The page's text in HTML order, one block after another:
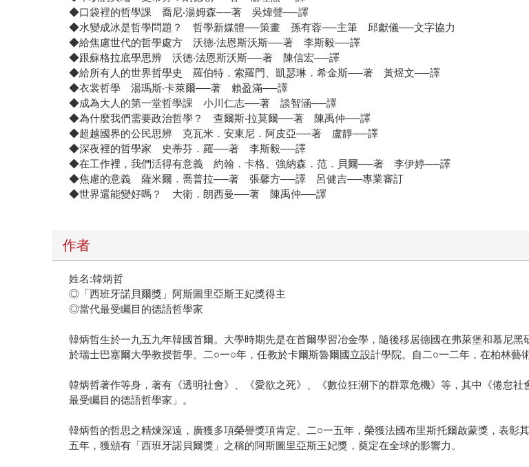
◆口袋裡的哲學課 喬尼‧湯姆森──著 吳煒聲──譯
◆水變成冰是哲學問題？ 哲學新媒體──策畫 孫有蓉──主筆 邱獻儀──文字協力
◆給焦慮世代的哲學處方 沃德‧法恩斯沃斯──著 李斯毅──譯
◆跟蘇格拉底學思辨 沃德‧法恩斯沃斯──著 陳信宏──譯
◆給所有人的世界哲學史 羅伯特．索羅門、凱瑟琳．希金斯──著 黃煜文──譯
◆衣裳哲學 湯瑪斯‧卡萊爾──著 賴盈滿──譯
◆成為大人的第一堂哲學課 小川仁志──著 談智涵──譯
◆為什麼我們需要政治哲學？ 查爾斯‧拉莫爾──著 陳禹仲──譯
◆超越國界的公民思辨 克瓦米．安東尼．阿皮亞──著 盧靜──譯
◆深夜裡的哲學家 史蒂芬．羅──著 李斯毅──譯
◆在工作裡，我們活得有意義 約翰．卡格、強納森．范．貝爾──著 李伊婷──譯
◆焦慮的意義 薩米爾．喬普拉──著 張馨方──譯 呂健吉──專業審訂
◆世界還能變好嗎？ 大衛．朗西曼──著 陳禹仲──譯
作者
姓名:韓炳哲
◎「西班牙諾貝爾獎」阿斯圖里亞斯王妃獎得主
◎當代最受矚目的德語哲學家
韓炳哲生於一九五九年韓國首爾。大學時期先是在首爾學習冶金學，隨後移居德國在弗萊堡和慕尼
於瑞士巴塞爾大學教授哲學。二○一○年，任教於卡爾斯魯爾國立設計學院。自二○一二年，在柏林藝
韓炳哲著作等身，著有《透明社會》、《愛欲之死》、《數位狂潮下的群眾危機》等，其中《倦怠
最受矚目的德語哲學家」。
韓炳哲的哲思之精煉深遠，廣獲多項榮譽獎項肯定。二○一五年，榮獲法國布里斯托爾啟蒙獎，表彰
五年，獲頒有「西班牙諾貝爾獎」之稱的阿斯圖里亞斯王妃獎，奠定在全球的影響力。